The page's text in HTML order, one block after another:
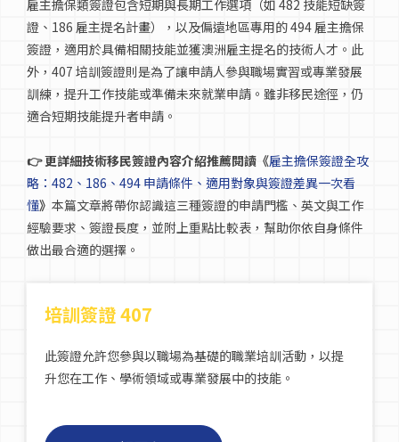
雇主擔保類簽證包含短期與長期工作選項（如 482 技能短缺簽
證、186 雇主提名計畫），以及偏遠地區專用的 494 雇主擔保
簽證，適用於具備相關技能並獲澳洲雇主提名的技術人才。此
外，407 培訓簽證則是為了讓申請人參與職場實習或專業發展
訓練，提升工作技能或準備未來就業申請。雖非移民途徑，仍
適合短期技能提升者申請。
👉 更詳細技術移民簽證內容介紹推薦閱讀《雇主擔保簽證全攻
略：482、186、494 申請條件、適用對象與簽證差異一次看
懂》 本篇文章將帶你認識這三種簽證的申請門檻、英文與工作
經驗要求、簽證長度，並附上重點比較表，幫助你依自身條件
做出最合適的選擇。
培訓簽證 407
此簽證允許您參與以職場為基礎的職業培訓活動，以提
升您在工作、學術領域或專業發展中的技能。